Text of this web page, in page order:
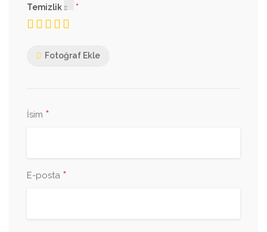
Temizlik
Fotoğraf Ekle
İsim *
E-posta *